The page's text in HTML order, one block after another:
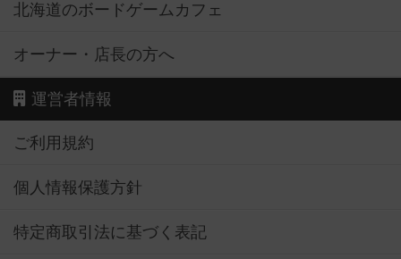
北海道のボードゲームカフェ
オーナー・店長の方へ
運営者情報
ご利用規約
個人情報保護方針
特定商取引法に基づく表記